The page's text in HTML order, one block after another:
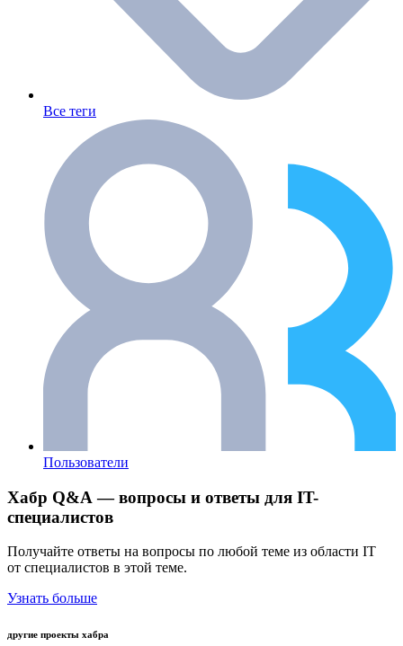
Все теги
Пользователи
Хабр Q&A — вопросы и ответы для IT-
специалистов
Получайте ответы на вопросы по любой теме из области IT
от специалистов в этой теме.
Узнать больше
другие проекты хабра